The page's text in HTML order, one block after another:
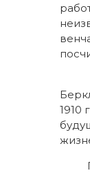
В
1910